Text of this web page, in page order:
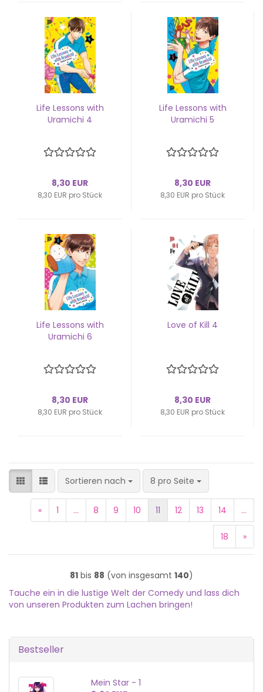
Life Les­sons with
Ura­mi­chi 4
8,30 EUR
8,30 EUR pro Stück
Life Les­sons with
Ura­mi­chi 5
8,30 EUR
8,30 EUR pro Stück
Life Les­sons with
Ura­mi­chi 6
8,30 EUR
8,30 EUR pro Stück
Love of Kill 4
8,30 EUR
8,30 EUR pro Stück
Sortieren nach
Sortieren nach 8 pro Seite
pro Seite
« 1 ... 8 9 10 11 12 13 14 ...
18 »
81 bis 88 (von insgesamt 140)
Tauche ein in die lustige Welt der Comedy und lass dich
von unseren Produkten zum Lachen bringen!
Bestseller
Mein Star - 1